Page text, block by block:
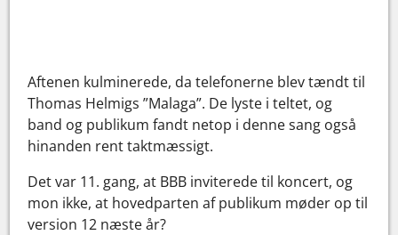
Aftenen kulminerede, da telefonerne blev tændt til
Thomas Helmigs ”Malaga”. De lyste i teltet, og
band og publikum fandt netop i denne sang også
hinanden rent taktmæssigt.
Det var 11. gang, at BBB inviterede til koncert, og
mon ikke, at hovedparten af publikum møder op til
version 12 næste år?